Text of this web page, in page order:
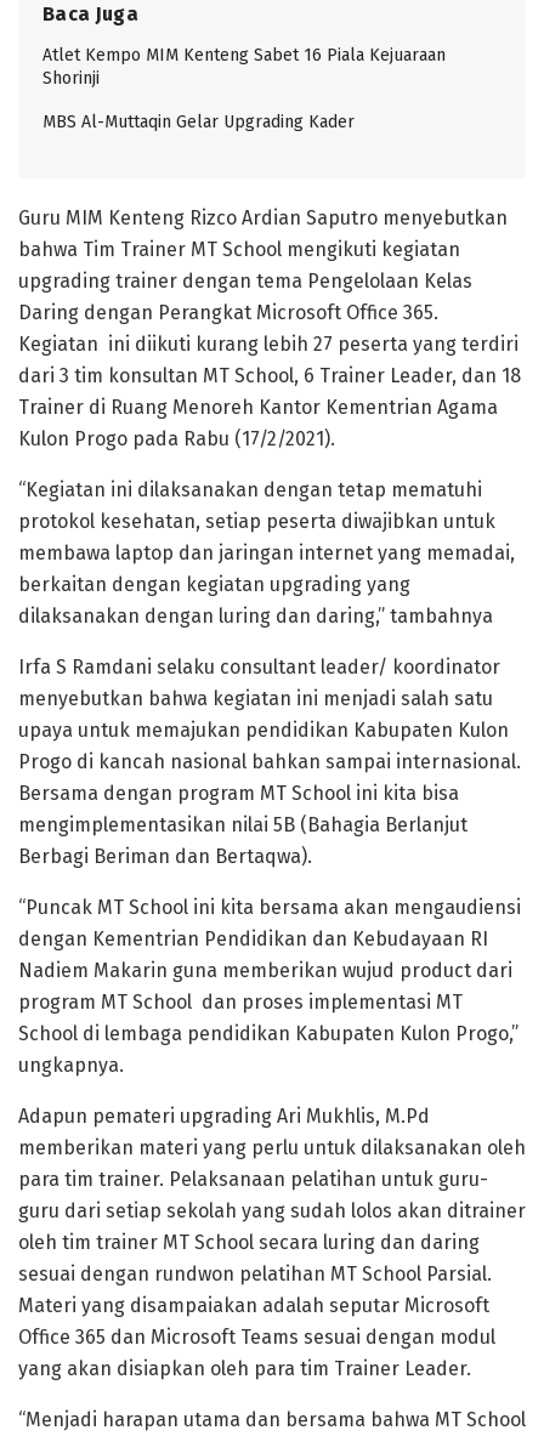
Baca Juga
Atlet Kempo MIM Kenteng Sabet 16 Piala Kejuaraan
Shorinji
MBS Al-Muttaqin Gelar Upgrading Kader
Guru MIM Kenteng Rizco Ardian Saputro menyebutkan
bahwa Tim Trainer MT School mengikuti kegiatan
upgrading trainer dengan tema Pengelolaan Kelas
Daring dengan Perangkat Microsoft Office 365.
Kegiatan ini diikuti kurang lebih 27 peserta yang terdiri
dari 3 tim konsultan MT School, 6 Trainer Leader, dan 18
Trainer di Ruang Menoreh Kantor Kementrian Agama
Kulon Progo pada Rabu (17/2/2021).
“Kegiatan ini dilaksanakan dengan tetap mematuhi
protokol kesehatan, setiap peserta diwajibkan untuk
membawa laptop dan jaringan internet yang memadai,
berkaitan dengan kegiatan upgrading yang
dilaksanakan dengan luring dan daring,” tambahnya
Irfa S Ramdani selaku consultant leader/ koordinator
menyebutkan bahwa kegiatan ini menjadi salah satu
upaya untuk memajukan pendidikan Kabupaten Kulon
Progo di kancah nasional bahkan sampai internasional.
Bersama dengan program MT School ini kita bisa
mengimplementasikan nilai 5B (Bahagia Berlanjut
Berbagi Beriman dan Bertaqwa).
“Puncak MT School ini kita bersama akan mengaudiensi
dengan Kementrian Pendidikan dan Kebudayaan RI
Nadiem Makarin guna memberikan wujud product dari
program MT School dan proses implementasi MT
School di lembaga pendidikan Kabupaten Kulon Progo,”
ungkapnya.
Adapun pemateri upgrading Ari Mukhlis, M.Pd
memberikan materi yang perlu untuk dilaksanakan oleh
para tim trainer. Pelaksanaan pelatihan untuk guru-
guru dari setiap sekolah yang sudah lolos akan ditrainer
oleh tim trainer MT School secara luring dan daring
sesuai dengan rundwon pelatihan MT School Parsial.
Materi yang disampaiakan adalah seputar Microsoft
Office 365 dan Microsoft Teams sesuai dengan modul
yang akan disiapkan oleh para tim Trainer Leader.
“Menjadi harapan utama dan bersama bahwa MT School